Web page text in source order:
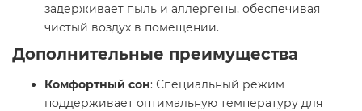
задерживает пыль и аллергены, обеспечивая
чистый воздух в помещении.
Дополнительные преимущества
Комфортный сон: Специальный режим
поддерживает оптимальную температуру для